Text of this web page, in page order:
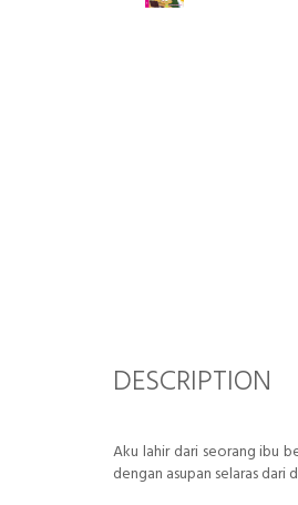
DESCRIPTION
Aku lahir dari seorang ibu
dengan asupan selaras dari